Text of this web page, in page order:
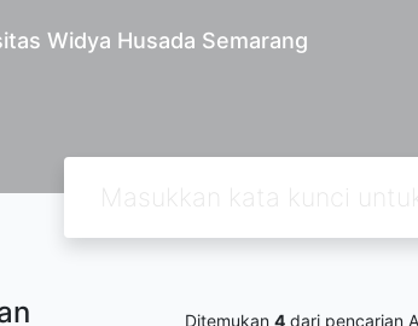
Widya Husada Semarang
Ditemukan 4 dari pencarian